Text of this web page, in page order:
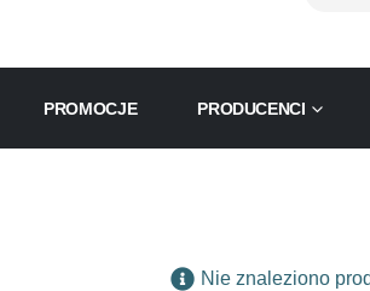
PROMOCJE PRODUCENCI
Nie znaleziono